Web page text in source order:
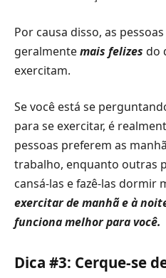
Por causa disso, as
geralmentemais felizes do
exercitam.
Se você está se
para se exercitar, é
pessoas preferem as
trabalho, enquanto outras
cansá-las e fazê-las dormir
exercitar de manhã e à
funciona melhor para você.
Dica #3: Cerque-se